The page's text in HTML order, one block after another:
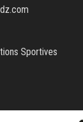
Sportives